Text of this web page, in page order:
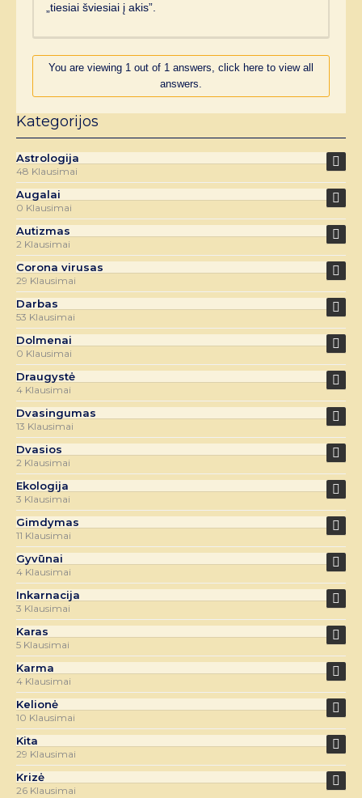
„tiesiai šviesiai į akis”.
You are viewing 1 out of 1 answers, click here to view all
answers.
Kategorijos
Astrologija
48 Klausimai
Augalai
0 Klausimai
Autizmas
2 Klausimai
Corona virusas
29 Klausimai
Darbas
53 Klausimai
Dolmenai
0 Klausimai
Draugystė
4 Klausimai
Dvasingumas
13 Klausimai
Dvasios
2 Klausimai
Ekologija
3 Klausimai
Gimdymas
11 Klausimai
Gyvūnai
4 Klausimai
Inkarnacija
3 Klausimai
Karas
5 Klausimai
Karma
4 Klausimai
Kelionė
10 Klausimai
Kita
29 Klausimai
Krizė
26 Klausimai